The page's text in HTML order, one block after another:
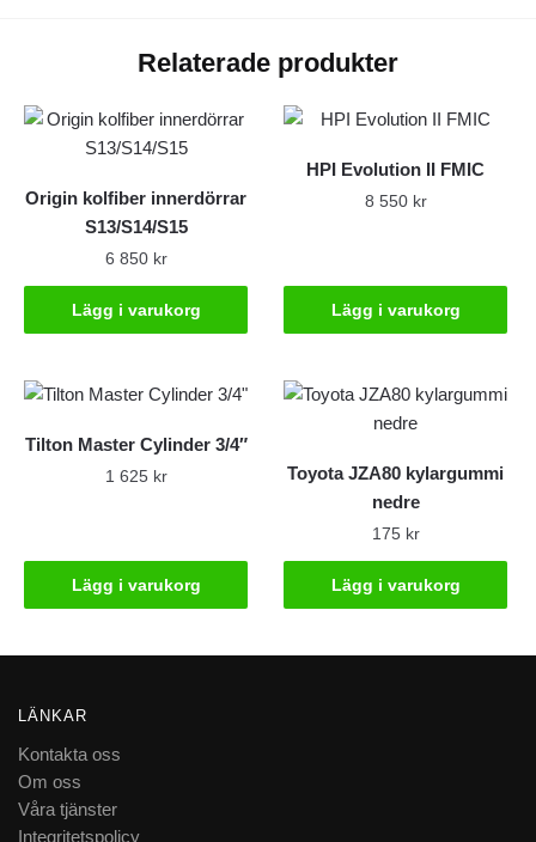
Relaterade produkter
Origin kolfiber innerdörrar
S13/S14/S15
6 850 kr
Lägg i varukorg
HPI Evolution II FMIC
8 550 kr
Lägg i varukorg
Tilton Master Cylinder 3/4″
1 625 kr
Lägg i varukorg
Toyota JZA80 kylargummi
nedre
175 kr
Lägg i varukorg
LÄNKAR
Kontakta oss
Om oss
Våra tjänster
Integritetspolicy